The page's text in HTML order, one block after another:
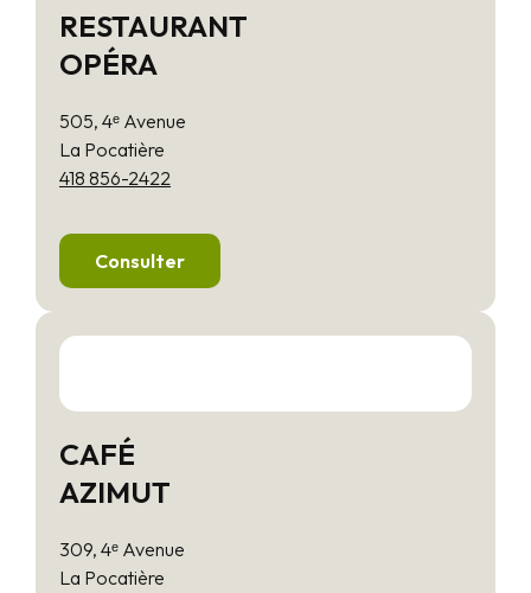
RESTAURANT
OPÉRA
505, 4ᵉ Avenue
La Pocatière
418 856-2422
Consulter
CAFÉ
AZIMUT
309, 4ᵉ Avenue
La Pocatière